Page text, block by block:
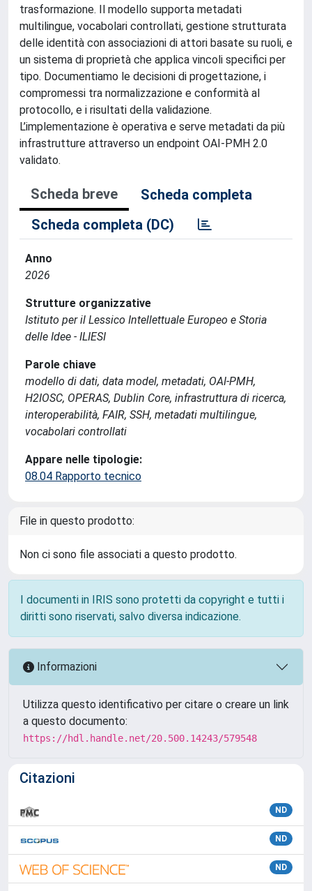
trasformazione. Il modello supporta metadati
multilingue, vocabolari controllati, gestione strutturata
delle identità con associazioni di attori basate su ruoli, e
un sistema di proprietà che applica vincoli specifici per
tipo. Documentiamo le decisioni di progettazione, i
compromessi tra normalizzazione e conformità al
protocollo, e i risultati della validazione.
L’implementazione è operativa e serve metadati da più
infrastrutture attraverso un endpoint OAI-PMH 2.0
validato.
Scheda breve
Scheda completa
Scheda completa (DC)
Anno
2026
Strutture organizzative
Istituto per il Lessico Intellettuale Europeo e Storia
delle Idee - ILIESI
Parole chiave
modello di dati, data model, metadati, OAI-PMH,
H2IOSC, OPERAS, Dublin Core, infrastruttura di ricerca,
interoperabilità, FAIR, SSH, metadati multilingue,
vocabolari controllati
Appare nelle tipologie:
08.04 Rapporto tecnico
File in questo prodotto:
Non ci sono file associati a questo prodotto.
I documenti in IRIS sono protetti da copyright e tutti i
diritti sono riservati, salvo diversa indicazione.
Informazioni
Utilizza questo identificativo per citare o creare un link
a questo documento:
https://hdl.handle.net/20.500.14243/579548
Citazioni
ND
ND
ND